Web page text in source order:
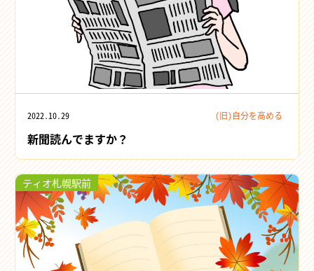
2022.10.29 (旧)自分を高める
新聞読んでますか？
ティオ札幌駅前